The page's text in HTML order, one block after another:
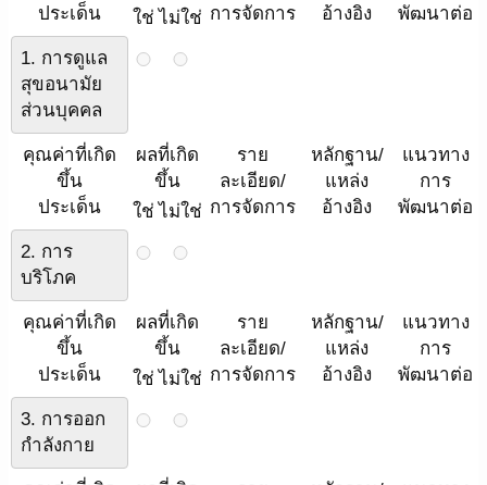
ประเด็น
การจัดการ
อ้างอิง
พัฒนาต่อ
ใช่ ไม่ใช่
1. การดูแล
สุขอนามัย
ส่วนบุคคล
คุณค่าที่เกิด
ขึ้น
ประเด็น
ผลที่เกิด
ขึ้น
ราย
ละเอียด/
การจัดการ
หลักฐาน/
แหล่ง
อ้างอิง
แนวทาง
การ
พัฒนาต่อ
ใช่ ไม่ใช่
2. การ
บริโภค
คุณค่าที่เกิด
ขึ้น
ประเด็น
ผลที่เกิด
ขึ้น
ราย
ละเอียด/
การจัดการ
หลักฐาน/
แหล่ง
อ้างอิง
แนวทาง
การ
พัฒนาต่อ
ใช่ ไม่ใช่
3. การออก
กำลังกาย